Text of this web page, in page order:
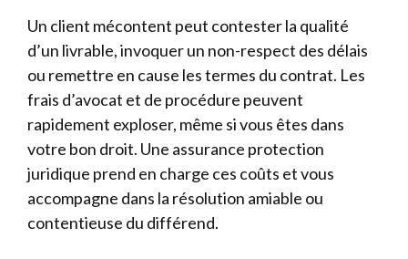
Un client mécontent peut contester la qualité
d’un livrable, invoquer un non-respect des délais
ou remettre en cause les termes du contrat. Les
frais d’avocat et de procédure peuvent
rapidement exploser, même si vous êtes dans
votre bon droit. Une assurance protection
juridique prend en charge ces coûts et vous
accompagne dans la résolution amiable ou
contentieuse du différend.